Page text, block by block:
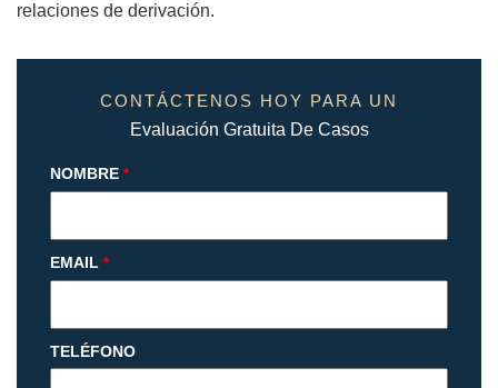
relaciones de derivación.
CONTÁCTENOS HOY PARA UN
Evaluación Gratuita De Casos
NOMBRE *
EMAIL *
TELÉFONO